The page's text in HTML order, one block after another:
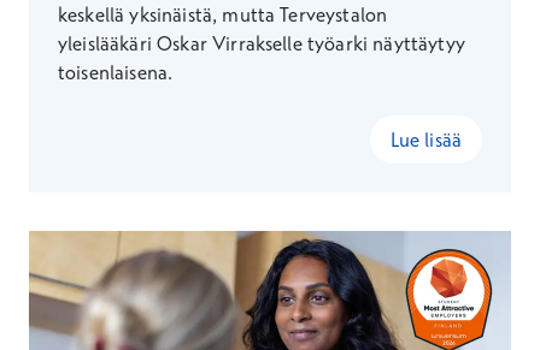
keskellä yksinäistä, mutta Terveystalon
yleislääkäri Oskar Virrakselle työarki näyttäytyy
toisenlaisena.
Lue lisää